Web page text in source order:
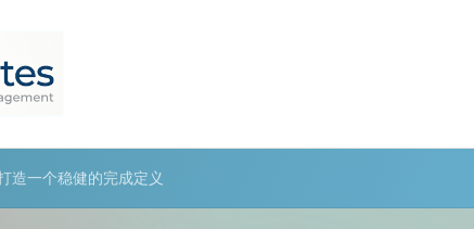
造一个稳健的完成定义